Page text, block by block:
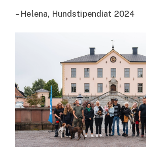
Gruppförsäkringar
Försäkring via förmedlare
Se alla försäkringar
– Helena, Hundstipendiat 2024